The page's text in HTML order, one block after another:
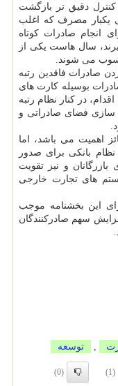
کنترل دقیق تر بازگشت
یکبار مصرف که اغلب
انجام صادرات کوتاه
سال هاست یکی از
می شوند.
صادرات فاقدین رتبه
بوسیله کارت های
در کنار نظام رتبه
سازی فضای صادراتی و
اهمیت می باشد، اما
بانکی برای صدور
و نیز تقویت
های تجارت خارجی
این بخشنامه موجب
سهم صادرکنندگان
توسعه
(1)
(0)